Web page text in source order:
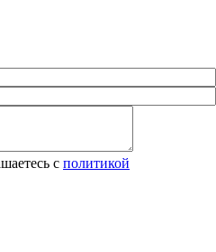
с политикой